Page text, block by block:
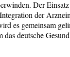
Der
der
es gemeinsam
deutsche